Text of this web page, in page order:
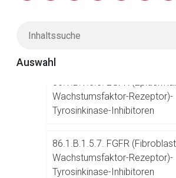
Auswahl
86.1.B.1.5.5. CDK (Cyclin-
86.1.B.1.5.6. EGFR
Wachstumsfaktor-Rezeptor)-
Tyrosinkinase-Inhibitoren
86.1.B.1.5.7. FGFR
Wachstumsfaktor-Rezeptor)-
Tyrosinkinase-Inhibitoren
Aufruf einer externen Seite
Betreiber verantwortlich. Ebenso
Datenschutzbestimmungen.